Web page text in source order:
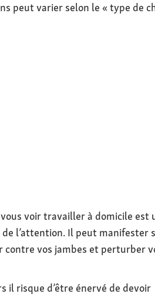
peut varier selon le « type de
voir travailler à domicile est
l’attention. Il peut manifester
contre vos jambes et perturber
il risque d’être énervé de devoir